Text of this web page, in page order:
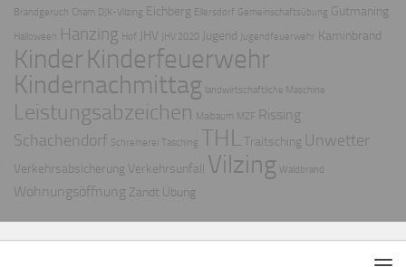
Brandgeruch Cham DJK-Vilzing Eichberg Ellersdorf Gemeinschaftsübung Gutmaning
Halloween Hanzing Hof JHV JHV 2020 Jugend Jugendfeuerwehr Kaminbrand
Kinder Kinderfeuerwehr
Kindernachmittag landwirtschaftliche Maschine
Leistungsabzeichen Maibaum MZF Rissing
Schachendorf Schreinerei Tasching THLTraitsching Unwetter
Verkehrsabsicherung Verkehrsunfall Vilzing Waldbrand
Wohnungsöffnung Zandt Übung